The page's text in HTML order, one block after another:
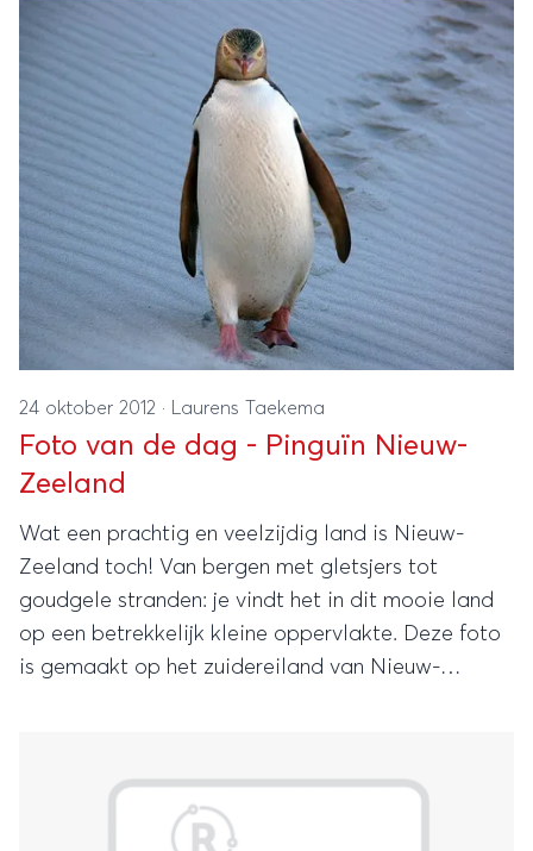
24 oktober 2012 · Laurens Taekema
Foto van de dag - Pinguïn Nieuw-
Zeeland
Wat een prachtig en veelzijdig land is Nieuw-
Zeeland toch! Van bergen met gletsjers tot
goudgele stranden: je vindt het in dit mooie land
op een betrekkelijk kleine oppervlakte. Deze foto
is gemaakt op het zuidereiland van Nieuw-